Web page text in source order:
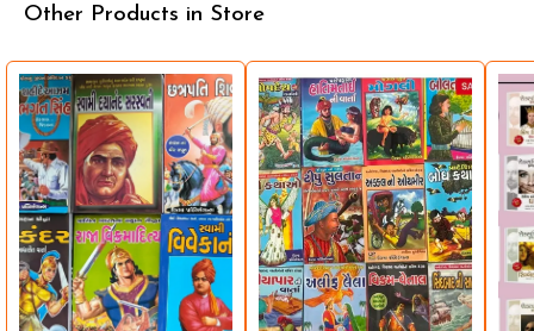
Other Products in Store